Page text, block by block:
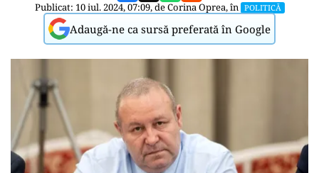
Publicat: 10 iul. 2024, 07:09, deCorina Oprea, în POLITICĂ
Adaugă-ne ca sursă preferată în Google